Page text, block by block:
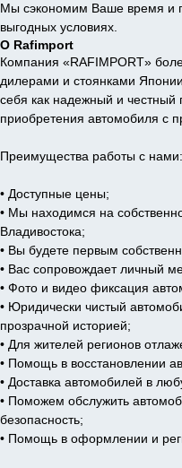
Мы сэкономим Ваше время и
выгодных условиях.
О Rafimport
Компания «RAFIMPORT»
дилерами и стоянками
себя как надежный и честный
приобретения автомобиля с
Преимущества работы с нами:
• Доступные цены;
• Мы находимся на
Владивостока;
• Вы будете первым
• Вас сопровождает личный
• Фото и видео фиксация
• Юридически чистый
прозрачной историей;
• Для жителей регионов
• Помощь в восстановлении
• Доставка автомобилей в
• Поможем обслужить
безопасность;
• Помощь в оформлении и